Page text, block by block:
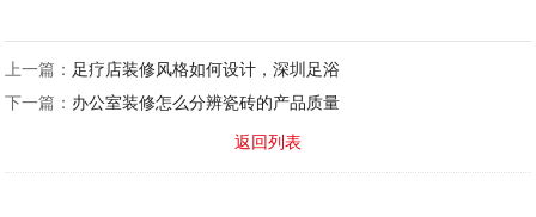
上一篇： 足疗店装修风格如何设计，深圳足浴
下一篇： 办公室装修怎么分辨瓷砖的产品质量
返回列表